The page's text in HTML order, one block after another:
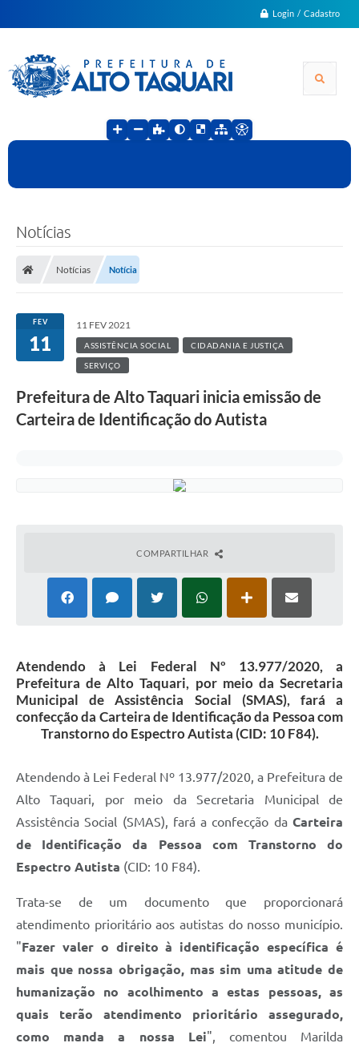
Login / Cadastro
Notícias
Notícias Notícia
FEV
11
11 FEV 2021
ASSISTÊNCIA SOCIAL CIDADANIA E JUSTIÇA
SERVIÇO
Prefeitura de Alto Taquari inicia emissão de
Carteira de Identificação do Autista
COMPARTILHAR
Atendendo à Lei Federal Nº 13.977/2020, a
Prefeitura de Alto Taquari, por meio da Secretaria
Municipal de Assistência Social (SMAS), fará a
confecção da Carteira de Identificação da Pessoa com
Transtorno do Espectro Autista (CID: 10 F84).
Atendendo à Lei Federal Nº 13.977/2020, a Prefeitura de
Alto Taquari, por meio da Secretaria Municipal de
Assistência Social (SMAS), fará a confecção da Carteira
de Identificação da Pessoa com Transtorno do
Espectro Autista (CID: 10 F84).
Trata-se de um documento que proporcionará
atendimento prioritário aos autistas do nosso município.
"Fazer valer o direito à identificação específica é
mais que nossa obrigação, mas sim uma atitude de
humanização no acolhimento a estas pessoas, as
quais terão atendimento prioritário assegurado,
como manda a nossa Lei", comentou Marilda